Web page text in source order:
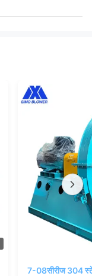
7-08सीरीज 304